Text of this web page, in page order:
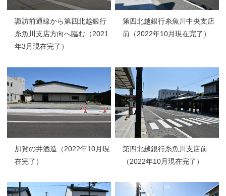
諏訪前通線から第四北越銀行
糸魚川支店方向へ臨む（2021
年3月現在完了）
第四北越銀行糸魚川中央支店
前（2022年10月現在完了）
加賀の井酒造（2022年10月現
在完了）
第四北越銀行糸魚川支店前
（2022年10月現在完了）